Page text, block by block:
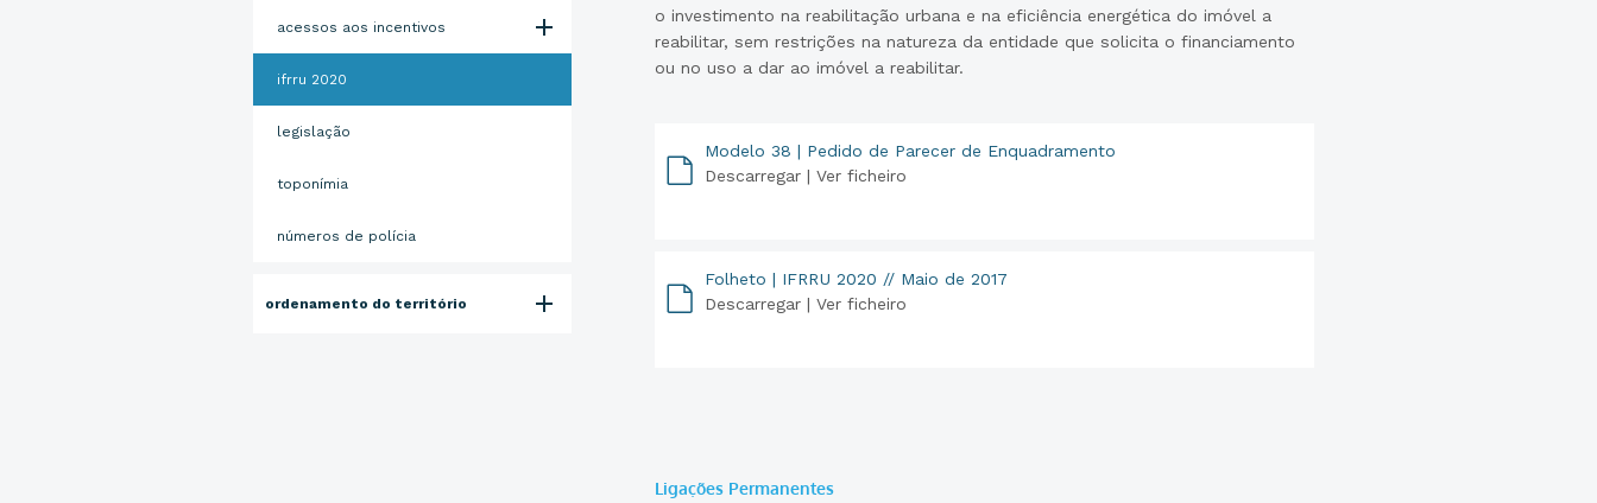
acessos aos incentivos
ifrru 2020
legislação
toponímia
números de polícia
ordenamento do território
o investimento na reabilitação urbana e na eficiência energética do imóvel a
reabilitar, sem restrições na natureza da entidade que solicita o financiamento
ou no uso a dar ao imóvel a reabilitar.
Modelo 38 | Pedido de Parecer de Enquadramento
Descarregar | Ver ficheiro
Folheto | IFRRU 2020 // Maio de 2017
Descarregar | Ver ficheiro
Ligações Permanentes